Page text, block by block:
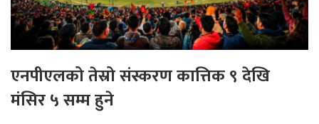
एनपीएलको तेस्रो संस्करण कात्तिक ९ देखि
मंसिर ५ सम्म हुने